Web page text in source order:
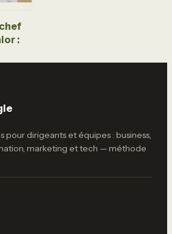
:
pour dirigeants et équipes : business,
marketing et tech — méthode